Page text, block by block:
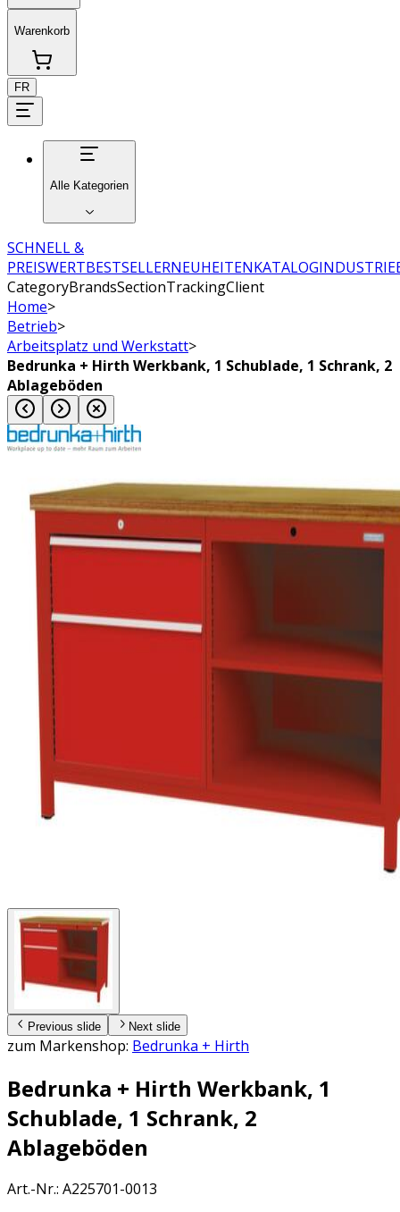
Warenkorb
FR
Alle Kategorien
SCHNELL &
PREISWERTBESTSELLERNEUHEITENKATALOG
CategoryBrandsSectionTrackingClient
Home>
Betrieb>
Arbeitsplatz und Werkstatt>
Bedrunka + Hirth Werkbank, 1 Schublade, 1 Schrank, 2
Ablageböden
Previous slide Next slide
zum Markenshop: Bedrunka + Hirth
Bedrunka + Hirth Werkbank, 1
Schublade, 1 Schrank, 2
Ablageböden
Art.-Nr.: A225701-0013